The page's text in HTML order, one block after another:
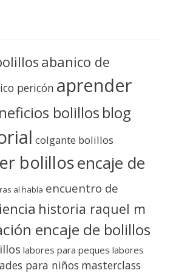
abanico de
pericón aprender
bolillos blog
colgante bolillos
bolillosencaje de
al habla encuentro de
historia raquel m
encaje de bolillos
labores para peques labores
para niños masterclass